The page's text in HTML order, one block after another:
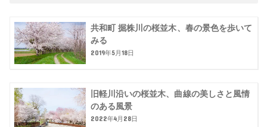
共和町 掘株川の桜並木、春の景色を歩いて
みる
2019年5月18日
旧軽川沿いの桜並木、曲線の美しさと風情
のある風景
2022年4月28日